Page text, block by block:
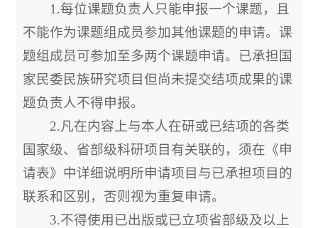
1.每位课题负责人只能申报一个课题，且
不能作为课题组成员参加其他课题的申请。课
题组成员可参加至多两个课题申请。已承担国
家民委民族研究项目但尚未提交结项成果的课
题负责人不得申报。
2.凡在内容上与本人在研或已结项的各类
国家级、省部级科研项目有关联的，须在《申
请表》中详细说明所申请项目与已承担项目的
联系和区别，否则视为重复申请。
3.不得使用已出版或已立项省部级及以上